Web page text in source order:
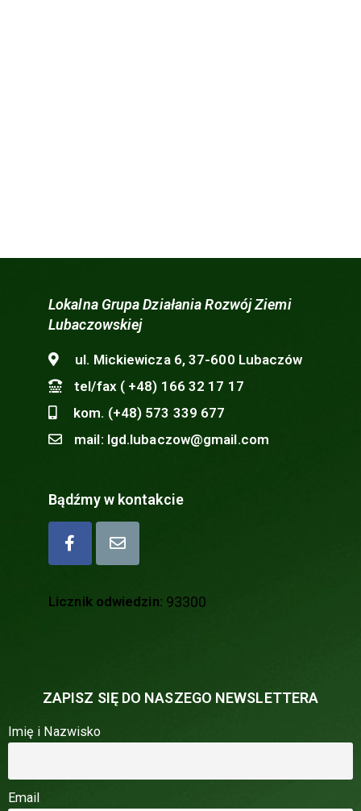
Lokalna Grupa Działania Rozwój Ziemi
Lubaczowskiej
ul. Mickiewicza 6, 37-600 Lubaczów
tel/fax ( +48) 166 32 17 17
kom. (+48) 573 339 677
mail: lgd.lubaczow@gmail.com
Bądźmy w kontakcie
Licznik odwiedzin: 93300
ZAPISZ SIĘ DO NASZEGO NEWSLETTERA
Imię i Nazwisko
Email